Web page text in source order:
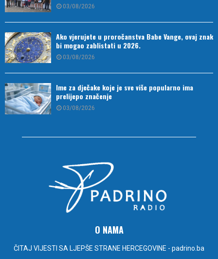
03/08/2026
Ako vjerujete u proročanstva Babe Vange, ovaj znak
bi mogao zablistati u 2026.
03/08/2026
Ime za dječake koje je sve više popularno ima
prelijepo značenje
03/08/2026
O NAMA
ČITAJ VIJESTI SA LJEPŠE STRANE HERCEGOVINE - padrino.ba